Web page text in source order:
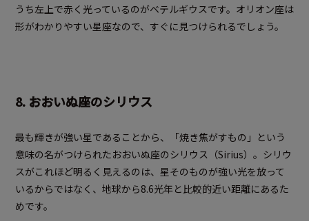
うち左上で赤く光っているのがベテルギウスです。オリオン座は
形がわかりやすい星座なので、すぐに見つけられるでしょう。
8. おおいぬ座のシリウス
最も輝きが強い星であることから、「焼き焦がすもの」という
意味の名がつけられたおおいぬ座のシリウス（Sirius）。シリウ
スがこれほど明るく見えるのは、星そのものが強い光を放って
いるからではなく、地球から8.6光年と比較的近い距離にあるた
めです。